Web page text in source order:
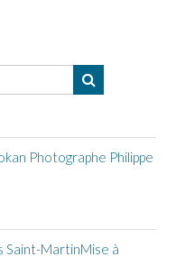
Photographe Philippe
Saint-MartinMise à